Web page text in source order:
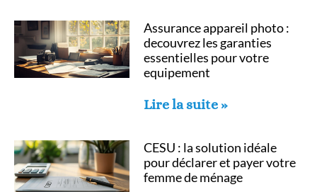
Assurance appareil photo :
decouvrez les garanties
essentielles pour votre
equipement
Lire la suite »
CESU : la solution idéale
pour déclarer et payer votre
femme de ménage